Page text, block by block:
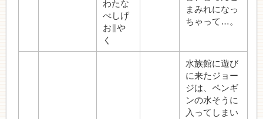
わたな
べしげ
お∥や
く
まみれになっ
ちゃって…。
水族館に遊び
に来たジョー
ジは、ペンギ
ンの水そうに
入ってしまい